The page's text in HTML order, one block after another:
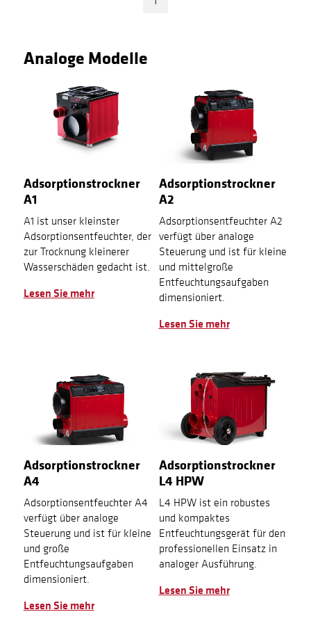
Analoge Modelle
Adsorptionstrockner
A1
A1 ist unser kleinster
Adsorptionsentfeuchter, der
zur Trocknung kleinerer
Wasserschäden gedacht ist.
Lesen Sie mehr
Adsorptionstrockner
A2
Adsorptionsentfeuchter A2
verfügt über analoge
Steuerung und ist für kleine
und mittelgroße
Entfeuchtungsaufgaben
dimensioniert.
Lesen Sie mehr
Adsorptionstrockner
A4
Adsorptionsentfeuchter A4
verfügt über analoge
Steuerung und ist für kleine
und große
Entfeuchtungsaufgaben
dimensioniert.
Lesen Sie mehr
Adsorptionstrockner
L4 HPW
L4 HPW ist ein robustes
und kompaktes
Entfeuchtungsgerät für den
professionellen Einsatz in
analoger Ausführung.
Lesen Sie mehr